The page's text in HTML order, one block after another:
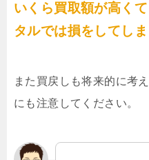
いくら買取額が高く
タルでは損をしてしま
また買戻しも将来的に考
にも注意してください。